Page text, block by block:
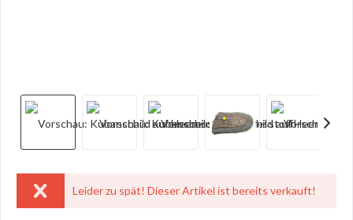
Leider zu spät! Dieser Artikel ist bereits verkauft!